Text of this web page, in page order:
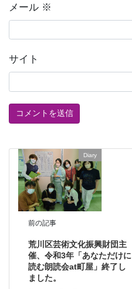
メール ※
サイト
Diary
前の記事
荒川区芸術文化振興財団主
催、令和3年「あなただけに
読む朗読会at町屋」終了し
ました。